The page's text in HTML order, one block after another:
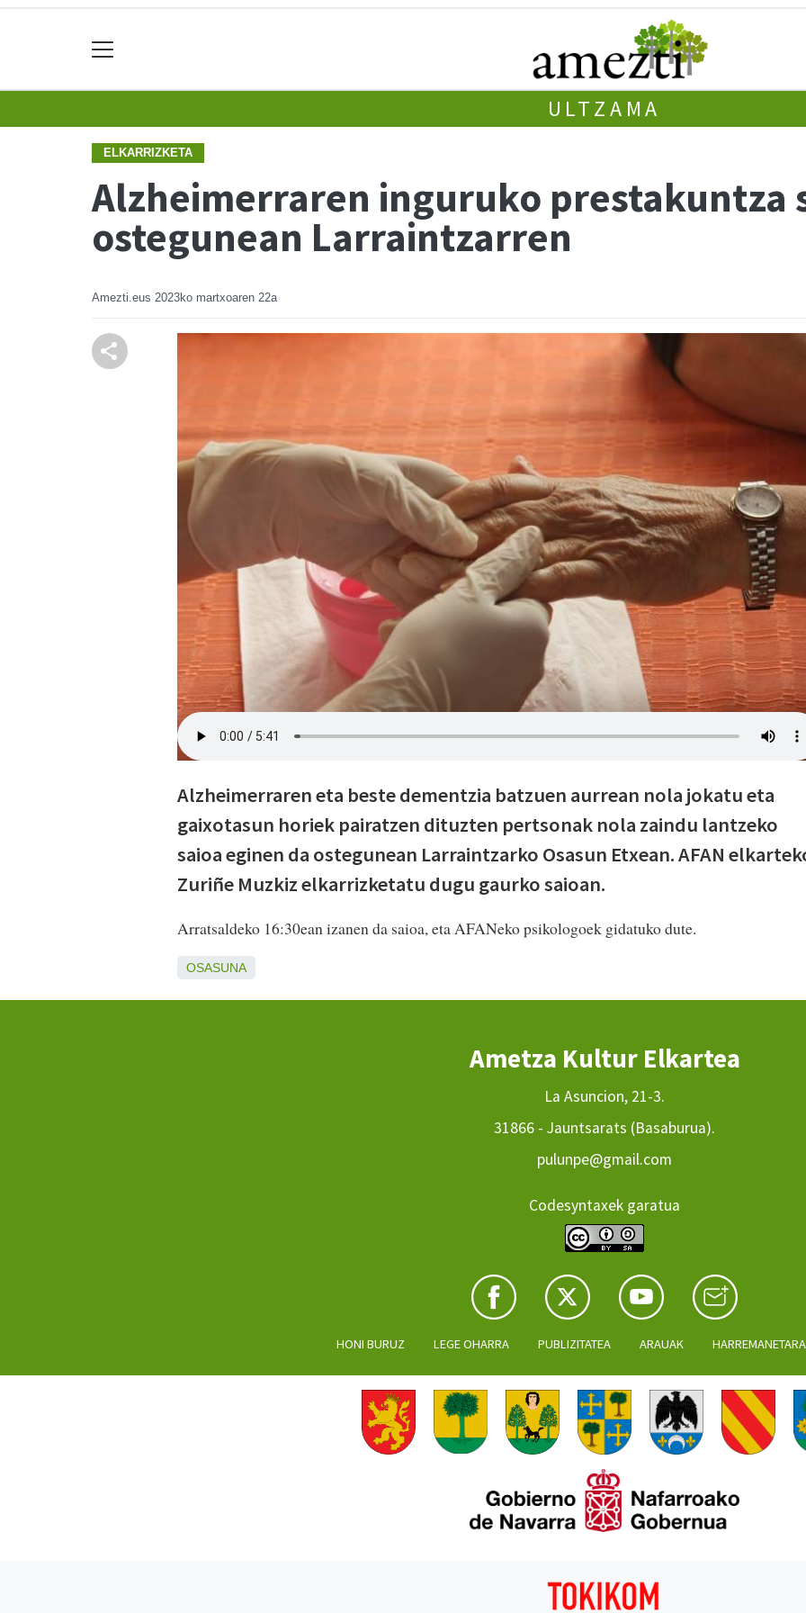
ULTZAMA
ELKARRIZKETA
Alzheimerraren inguruko prestakuntza
ostegunean Larraintzarren
Amezti.eus 2023ko martxoaren 22a
Alzheimerraren eta beste dementzia batzuen aurrean nola jokatu eta
gaixotasun horiek pairatzen dituzten pertsonak nola zaindu lantzeko
saioa eginen da ostegunean Larraintzarko Osasun Etxean. AFAN
Zuriñe Muzkiz elkarrizketatu dugu gaurko saioan.
Arratsaldeko 16:30ean izanen da saioa, eta AFANeko psikologoek gidatuko dute.
OSASUNA
Ametza Kultur Elkartea
La Asuncion, 21-3.
31866 - Jauntsarats (Basaburua).
pulunpe@gmail.com
Codesyntaxek garatua
HONI BURUZ LEGE OHARRA PUBLIZITATEA ARAUAK